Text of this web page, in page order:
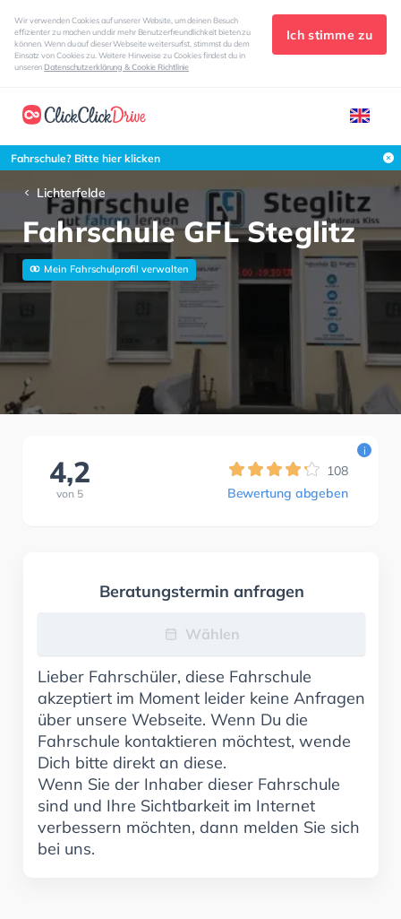
Wir verwenden Cookies auf unserer Website, um deinen Besuch
effizienter zu machen und dir mehr Benutzerfreundlichkeit bieten zu
können. Wenn du auf dieser Webseite weitersurfst, stimmst du dem
Einsatz von Cookies zu. Weitere Hinweise zu Cookies findest du in
unserenDatenschutzerklärung & Cookie Richtlinie
Ich stimme zu
Fahrschule? Bitte hier klicken
Lichterfelde
Fahrschule GFL Steglitz
Mein Fahrschulprofil verwalten
4,2
von 5
108
Bewertung abgeben
i
Beratungstermin anfragen
Wählen
Lieber Fahrschüler, diese Fahrschule
akzeptiert im Moment leider keine Anfragen
über unsere Webseite. Wenn Du die
Fahrschule kontaktieren möchtest, wende
Dich bitte direkt an diese.
Wenn Sie der Inhaber dieser Fahrschule
sind und Ihre Sichtbarkeit im Internet
verbessern möchten, dann melden Sie sich
bei uns.